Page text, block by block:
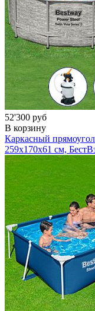
52'300 руб
В корзину
Каркасный
259х170x61 см,